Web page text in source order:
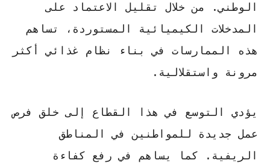
الوطني. من خلال تقليل الاعتماد على
المدخلات الكيميائية المستوردة، تساهم
هذه الممارسات في بناء نظام غذائي
أكثر
مرونة واستقلالية .
يؤدي التوسع في هذا القطاع إلى خلق فرص
عمل جديدة للمواطنين في المناطق
الريفية. كما يساهم في رفع كفاءة